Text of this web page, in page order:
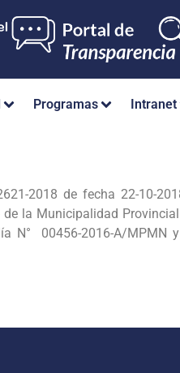
Programas Intranet
2018 de fecha 22-10-
la Municipalidad
N° 00456-2016-A/